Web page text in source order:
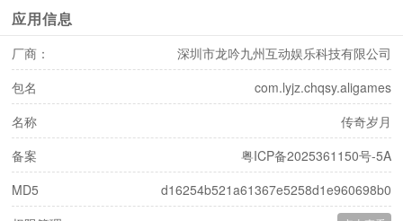
应用信息
厂商：
深圳市龙吟九州互动娱乐科技有限公司
包名
com.lyjz.chqsy.aligames
名称
传奇岁月
备案
粤ICP备2025361150号-5A
MD5
d16254b521a61367e5258d1e960698b0